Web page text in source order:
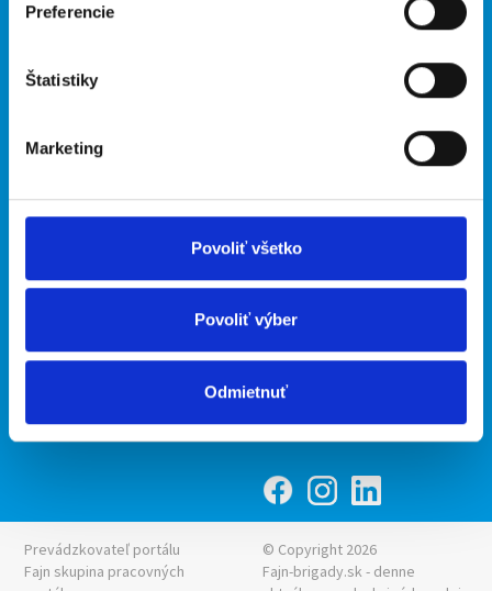
Preferencie
Štatistiky
Marketing
Povoliť všetko
Povoliť výber
Odmietnuť
Nové brigády
O nás
Podmienky
Upraviť predvoľby cookies
údajov
Naše ďalšie projekty
Fajn Brigády
Ponuka práce z celej ČR
mobilná aplikácia
Ponuka brigády z celej ČR
Prevádzkovateľ portálu
Fajn skupina pracovných
© Copyright 2026
Fajn-brigady.sk - denne